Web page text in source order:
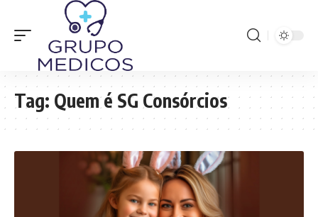
Tag: Quem é SG Consórcios